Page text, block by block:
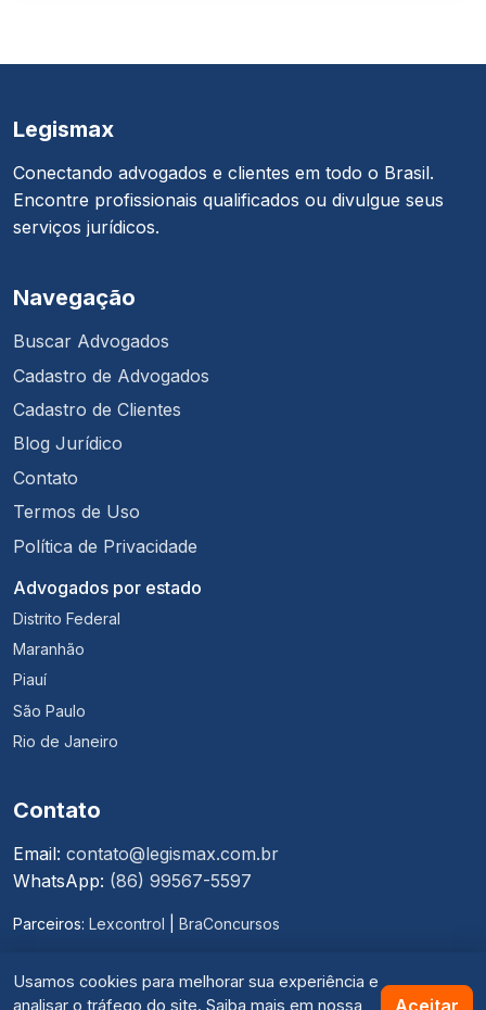
Legismax
Conectando advogados e clientes em todo o Brasil.
Encontre profissionais qualificados ou divulgue seus
serviços jurídicos.
Navegação
Buscar Advogados
Cadastro de Advogados
Cadastro de Clientes
Blog Jurídico
Contato
Termos de Uso
Política de Privacidade
Advogados por estado
Distrito Federal
Maranhão
Piauí
São Paulo
Rio de Janeiro
Contato
Email: contato@legismax.com.br
WhatsApp: (86) 99567-5597
Parceiros: Lexcontrol BraConcursos
Termos de Uso·Política de Privacidade
Usamos cookies para melhorar sua experiência e
analisar o tráfego do site. Saiba mais em nossa
Aceitar